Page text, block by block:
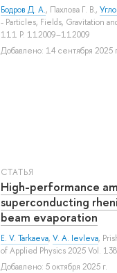
Бодров Д. А., Пахлова Г. В.,
- Particles, Fields, Gravitation
111 P. 112009–112009
Добавлено: 14 сентября 2025
СТАТЬЯ
High-performance
superconducting
beam evaporation
E. V. Tarkaeva,V. A. Ievleva,
of Applied Physics 2025 Vol.
Добавлено: 5 октября 2025 г.